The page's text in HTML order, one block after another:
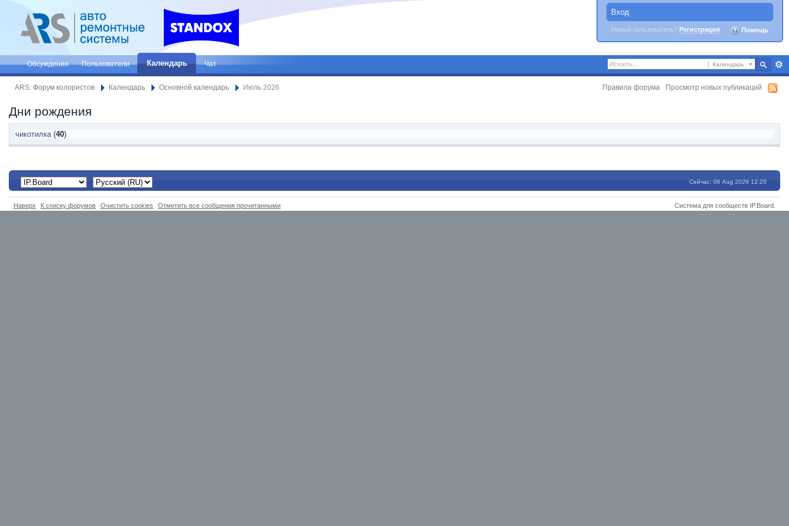
Вход
Новый пользователь? Регистрация Помощь
Календарь
Обсуждения Пользователи Календарь Чат
ARS: Форум колористов Календарь Основной календарь Июль 2026 Правила форума Просмотр новых публикаций
Дни рождения
чикотилка(40)
Сейчас: 06 Aug 2026 12:20
Наверх К списку форумов Очистить cookies Отметить все сообщения прочитанными Система для сообществ IP.Board